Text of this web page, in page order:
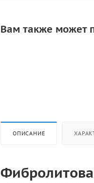
Вам также может
ОПИСАНИЕ